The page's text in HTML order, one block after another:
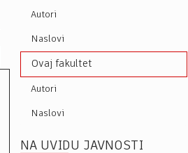
Autori
Naslovi
Ovaj fakultet
Autori
Naslovi
NA UVIDU JAVNOSTI